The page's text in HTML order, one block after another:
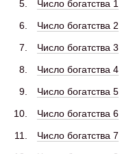
Число богатства 1
Число богатства 2
Число богатства 3
Число богатства 4
Число богатства 5
Число богатства 6
Число богатства 7